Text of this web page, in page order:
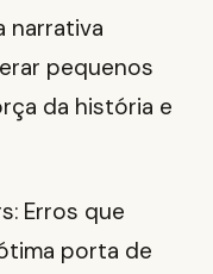
narrativa
pequenos
da história e
Erros que
porta de